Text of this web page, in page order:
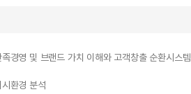
경영 및 브랜드 가치 이해와 고객창출 순환시스템
환경 분석